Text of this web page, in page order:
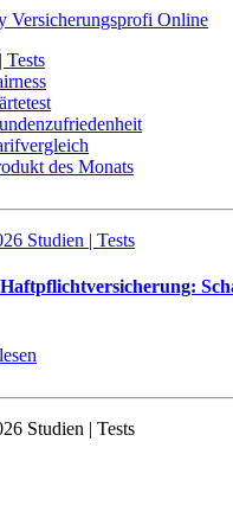
Tests
des Monats
Studien | Tests
Studien | Tests